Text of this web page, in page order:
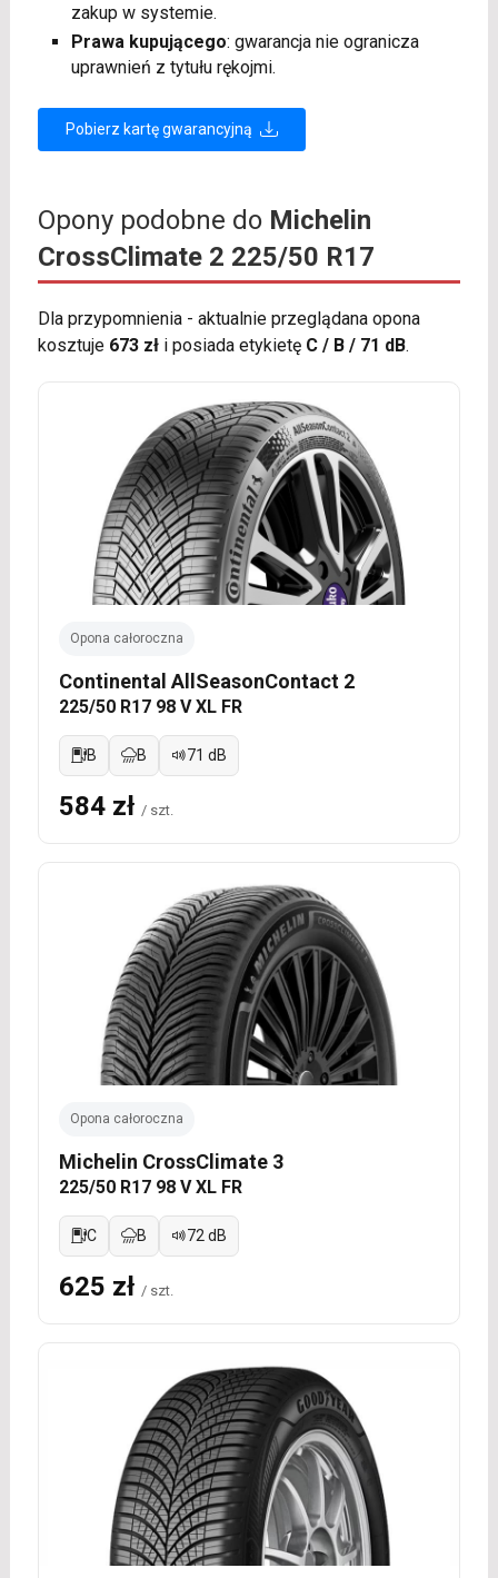
zakup w systemie.
Prawa kupującego: gwarancja nie ogranicza
uprawnień z tytułu rękojmi.
Pobierz kartę gwarancyjną
Opony podobne do Michelin
CrossClimate 2 225/50 R17
Dla przypomnienia - aktualnie przeglądana opona
kosztuje 673 złi posiada etykietę C / B / 71 dB.
Opona całoroczna
Continental AllSeasonContact 2
225/50 R17 98 V XL FR
B B 71 dB
584 zł / szt.
Opona całoroczna
Michelin CrossClimate 3
225/50 R17 98 V XL FR
C B 72 dB
625 zł / szt.